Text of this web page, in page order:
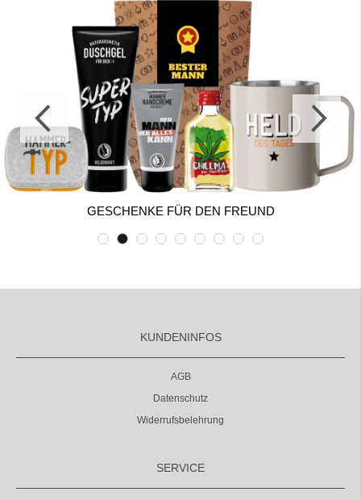
GESCHENKE FÜR DEN FREUND
KUNDENINFOS
AGB
Datenschutz
Widerrufsbelehrung
SERVICE